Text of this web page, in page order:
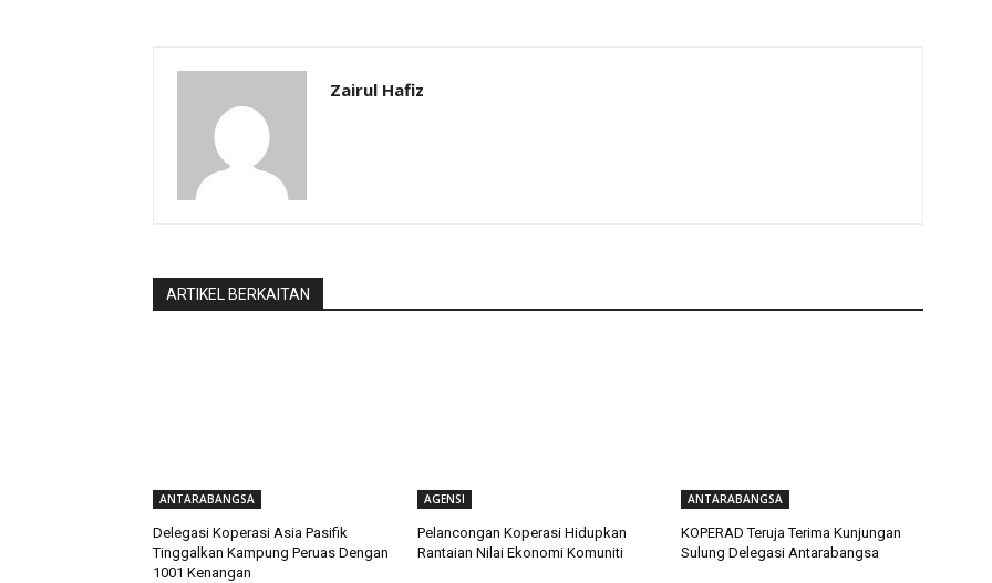
Zairul Hafiz
ARTIKEL BERKAITAN
ANTARABANGSA
Delegasi Koperasi Asia Pasifik
Tinggalkan Kampung Peruas Dengan
1001 Kenangan
AGENSI
Pelancongan Koperasi Hidupkan
Rantaian Nilai Ekonomi Komuniti
ANTARABANGSA
KOPERAD Teruja Terima Kunjungan
Sulung Delegasi Antarabangsa